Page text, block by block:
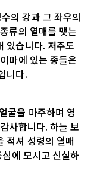
의 강과 그 좌우의
류의 열매를 맺는
있습니다. 저주도
마에 있는 종들은
니다.
굴을 마주하며 영
사합니다. 하늘 보
적셔 성령의 열매
에 모시고 신실하